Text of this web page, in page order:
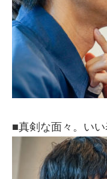
■真剣な面々。いい